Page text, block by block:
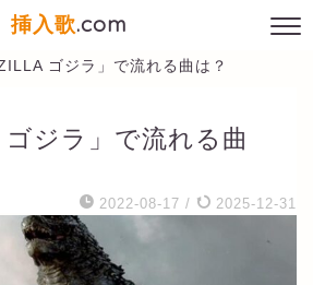
挿入歌.com
ゴジラ」で流れる曲は？
ゴジラ」で流れる曲
2022-08-17 / 2025-12-31